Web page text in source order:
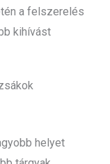
a felszerelés
kihívást
helyet